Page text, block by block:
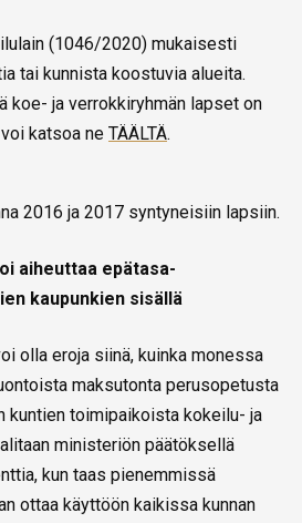
(1046/2020) mukaisesti
tai kunnista koostuvia alueita.
koe- ja verrokkiryhmän lapset on
katsoa ne TÄÄLTÄ.
2016 ja 2017 syntyneisiin lapsiin.
aiheuttaa epätasa-
kaupunkien sisällä
olla eroja siinä, kuinka monessa
maksutonta perusopetusta
kuntien toimipaikoista kokeilu- ja
ministeriön päätöksellä
kun taas pienemmissä
ottaa käyttöön kaikissa kunnan